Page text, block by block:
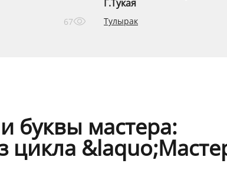
67
Г.Тукая
Тулырак
буквы мастера:
цикла